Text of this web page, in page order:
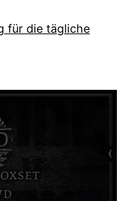
für die tägliche